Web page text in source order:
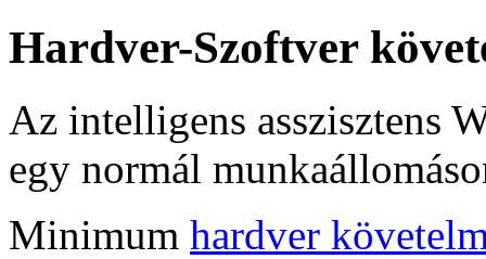
Hardver-Szoftver
Az intelligens asszisztens
egy normál
Minimum hardver